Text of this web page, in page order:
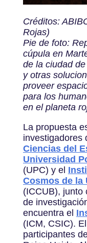
Créditos:
Rojas)
Pie de foto:
cúpula en
de la ciudad
y otras
proveer
para los
en el planeta
La propuesta
investigadores
Ciencias del
Universidad
(UPC) y el
Cosmos de la
(ICCUB), junto
de
encuentra el
(ICM, CSIC).
participantes